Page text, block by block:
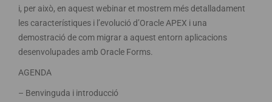
i, per això, en aquest webinar et mostrem més detalladament
les característiques i l’evolució d’Oracle APEX i una
demostració de com migrar a aquest entorn aplicacions
desenvolupades amb Oracle Forms.
AGENDA
– Benvinguda i introducció